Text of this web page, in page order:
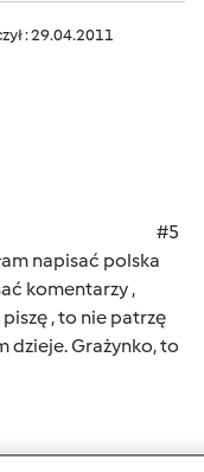
: 29.04.2011
#5
napisać polska
komentarzy ,
, to nie patrzę
dzieje. Grażynko, to